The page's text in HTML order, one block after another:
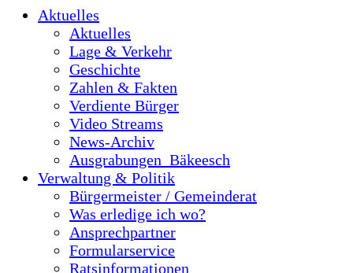
Aktuelles
Aktuelles
Lage & Verkehr
Geschichte
Zahlen & Fakten
Verdiente Bürger
Video Streams
News-Archiv
Ausgrabungen_Bäkeesch
Verwaltung & Politik
Bürgermeister / Gemeinderat
Was erledige ich wo?
Ansprechpartner
Formularservice
Ratsinformationen